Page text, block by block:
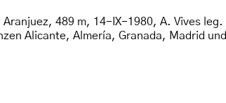
489 m, 14-IX-1980, A. Vives leg.
Alicante, Almería, Granada, Madrid